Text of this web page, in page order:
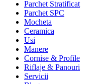
Parchet Stratificat
Parchet SPC
Mocheta
Ceramica
Usi
Manere
Cornise & Profile
Riflaje & Panouri
Servicii